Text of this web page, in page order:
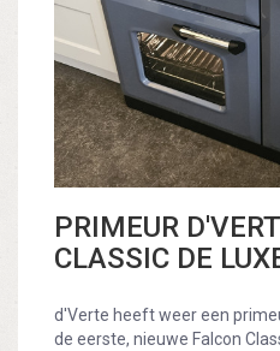
PRIMEUR
CLASSIC DE
d'Verte heeft weer een
de eerste, nieuwe Falcon